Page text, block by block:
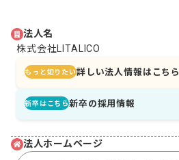
法人名
株式会社LITALICO
もっと知りたい詳しい法人情報はこちら
新卒はこちら新卒の採用情報
法人ホームページ